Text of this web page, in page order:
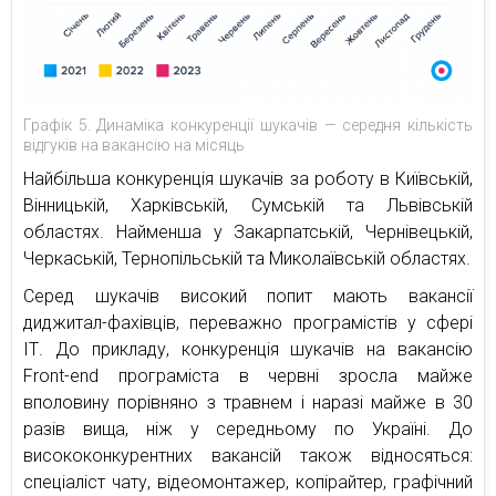
Графік 5. Динаміка конкуренції шукачів — середня кількість
відгуків на вакансію на місяць
Найбільша конкуренція шукачів за роботу в Київській,
Вінницькій, Харківській, Сумській та Львівській
областях. Найменша у Закарпатській, Чернівецькій,
Черкаській, Тернопільській та Миколаївській областях.
Серед шукачів високий попит мають вакансії
диджитал-фахівців, переважно програмістів у сфері
ІТ. До прикладу, конкуренція шукачів на вакансію
Front-end програміста в червні зросла майже
вполовину порівняно з травнем і наразі майже в 30
разів вища, ніж у середньому по Україні. До
висококонкурентних вакансій також відносяться:
спеціаліст чату, відеомонтажер, копірайтер, графічний